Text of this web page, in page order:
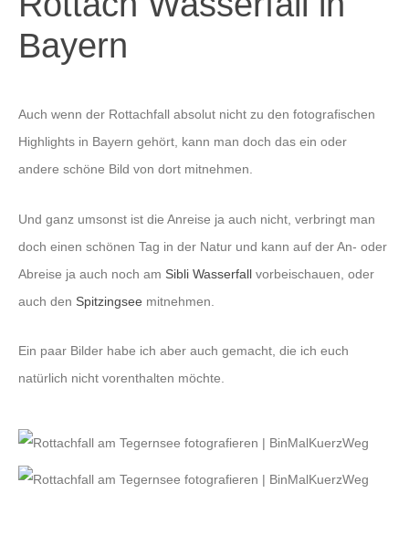
Bayern
Auch wenn der Rottachfall absolut nicht zu den fotografischen
Highlights in Bayern gehört, kann man doch das ein oder
andere schöne Bild von dort mitnehmen.
Und ganz umsonst ist die Anreise ja auch nicht, verbringt man
doch einen schönen Tag in der Natur und kann auf der An- oder
Abreise ja auch noch am Sibli Wasserfall vorbeischauen, oder
auch den Spitzingsee mitnehmen.
Ein paar Bilder habe ich aber auch gemacht, die ich euch
natürlich nicht vorenthalten möchte.